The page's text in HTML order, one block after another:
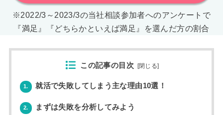
※2022/3～2023/3の当社相談参加者へのアンケートで
『満足』『どちらかといえば満足』を選んだ方の割合
この記事の目次 [閉じる]
1. 就活で失敗してしまう主な理由10選！
2. まずは失敗を分析してみよう